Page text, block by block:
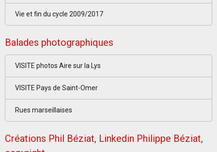
Vie et fin du cycle 2009/2017
Balades photographiques
VISITE photos Aire sur la Lys
VISITE Pays de Saint-Omer
Rues marseillaises
Créations Phil Béziat, Linkedin Philippe Béziat,